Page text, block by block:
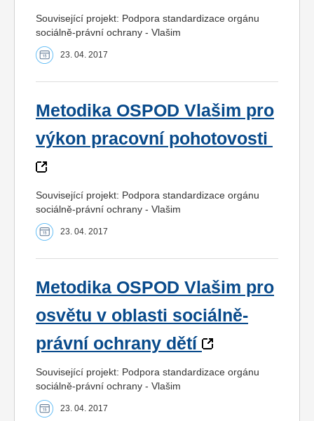
Související projekt: Podpora standardizace orgánu
sociálně-právní ochrany - Vlašim
23. 04. 2017
Metodika OSPOD Vlašim pro
výkon pracovní pohotovosti
Související projekt: Podpora standardizace orgánu
sociálně-právní ochrany - Vlašim
23. 04. 2017
Metodika OSPOD Vlašim pro
osvětu v oblasti sociálně-
právní ochrany dětí
Související projekt: Podpora standardizace orgánu
sociálně-právní ochrany - Vlašim
23. 04. 2017